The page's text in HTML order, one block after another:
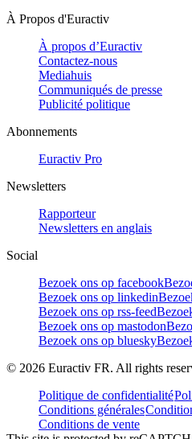
À Propos d'Euractiv
À propos d’Euractiv
Contactez-nous
Mediahuis
Communiqués de presse
Publicité politique
Abonnements
Euractiv Pro
Newsletters
Rapporteur
Newsletters en anglais
Social
Bezoek ons op facebook
Bezoek ons op linkedin
Bezoek ons op rss-feed
Bezoek ons op mastodon
Bezoek ons op bluesky
© 2026 Euractiv FR. All rights
Politique de confidentialité
Conditions générales
Conditions de vente